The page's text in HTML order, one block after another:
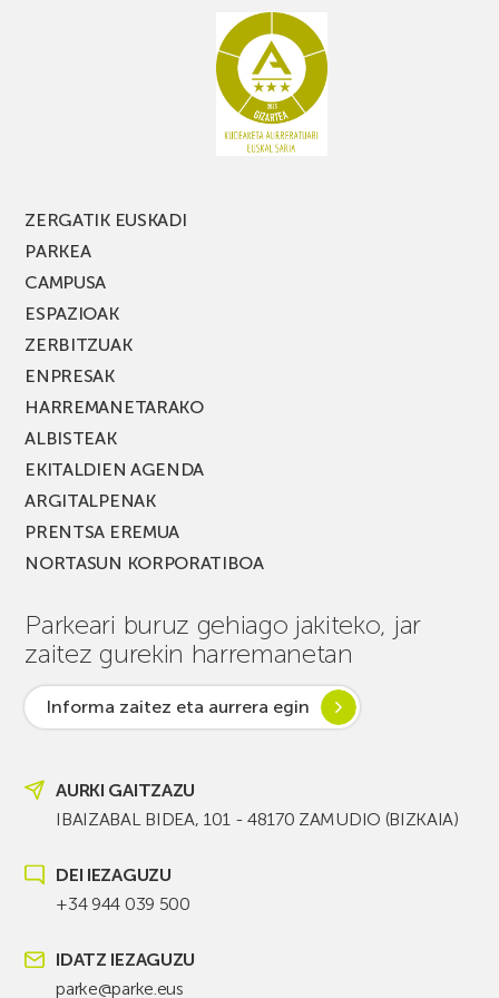
ZERGATIK EUSKADI
PARKEA
CAMPUSA
ESPAZIOAK
ZERBITZUAK
ENPRESAK
HARREMANETARAKO
ALBISTEAK
EKITALDIEN AGENDA
ARGITALPENAK
PRENTSA EREMUA
NORTASUN KORPORATIBOA
Parkeari buruz gehiago jakiteko, jar
zaitez gurekin harremanetan
Informa zaitez eta aurrera egin
AURKI GAITZAZU
IBAIZABAL BIDEA, 101 - 48170 ZAMUDIO (BIZKAIA)
DEI IEZAGUZU
+34 944 039 500
IDATZ IEZAGUZU
parke@parke.eus